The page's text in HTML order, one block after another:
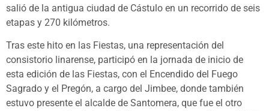
salió de la antigua ciudad de Cástulo en un recorrido de seis
etapas y 270 kilómetros.
Tras este hito en las Fiestas, una representación del
consistorio linarense, participó en la jornada de inicio de
esta edición de las Fiestas, con el Encendido del Fuego
Sagrado y el Pregón, a cargo del Jimbee, donde también
estuvo presente el alcalde de Santomera, que fue el otro